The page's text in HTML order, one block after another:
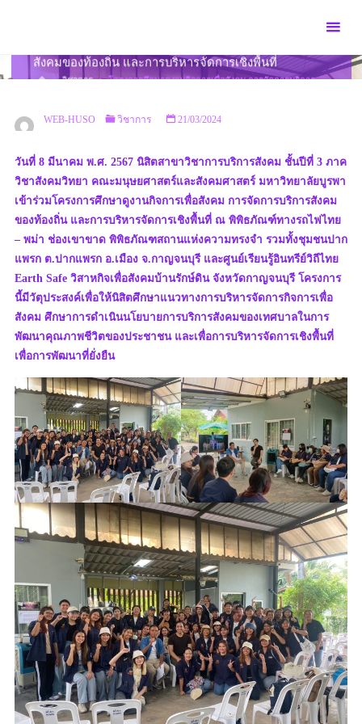
สังคมของท้องถิ่น และการบริหารจัดการเชิงพื้นที่
HOMEวิชาการ
โครงการศึกษาดูงานกิจการเพื่อสังคม การจัดการบริการ
WEB-HUSO วิชาการ 21/03/2024
วันที่ 8 มีนาคม พ.ศ. 2567 นิสิตสาขาวิชาการบริการสังคม ชั้นปีที่ 3 ภาค
วิชาสังคมวิทยา คณะมนุษยศาสตร์และสังคมศาสตร์ มหาวิทยาลัยบูรพา
เข้าร่วมโครงการศึกษาดูงานกิจการเพื่อสังคม การจัดการบริการสังคม
ของท้องถิ่น และการบริหารจัดการเชิงพื้นที่ ณ พิพิธภัณฑ์ทางรถไฟไทย
– พม่า ช่องเขาขาด พิพิธภัณฑสถานแห่งความทรงจำ รวมทั้งชุมชนปาก
แพรก ต.ปากแพรก อ.เมือง จ.กาญจนบุรี และศูนย์เรียนรู้อินทรีย์วิถีไทย
Earth Safe วิสาหกิจเพื่อสังคมบ้านรักษ์ดิน จังหวัดกาญจนบุรี โครงการ
นี้มีวัตุประสงค์เพื่อให้นิสิตศึกษาแนวทางการบริหารจัดการกิจการเพื่อ
สังคม ศึกษาการดำเนินนโยบายการบริการสังคมของเทศบาลในการ
พัฒนาคุณภาพชีวิตของประชาชน และเพื่อการบริหารจัดการเชิงพื้นที่
เพื่อการพัฒนาที่ยั่งยืน